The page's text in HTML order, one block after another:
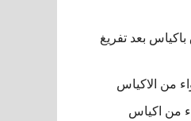
باكياس بعد تفريغ
من الاكياس
من اكياس